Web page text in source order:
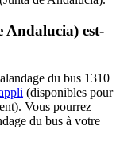
Andalucia) est-
du bus 1310
(disponibles pour
Vous pourrez
du bus à votre